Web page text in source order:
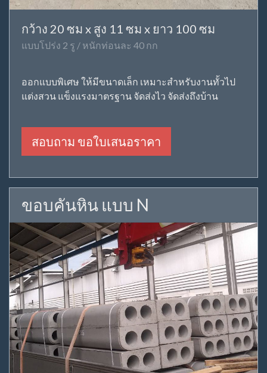
กว้าง 20 ซม x สูง 11 ซม x ยาว 100 ซม
แบบโปร่ง 2 รู / หนักท่อนละ 40 กก
ออกแบบพิเศษ ให้มีขนาดเล็ก เหมาะสำหรับงานทั้วไป
แต่งสวน แข็งแรงมาตรฐาน จัดส่งไว จัดส่งถึงบ้าน
สอบถาม ขอใบเสนอราคา
ขอบคันหิน แบบ N